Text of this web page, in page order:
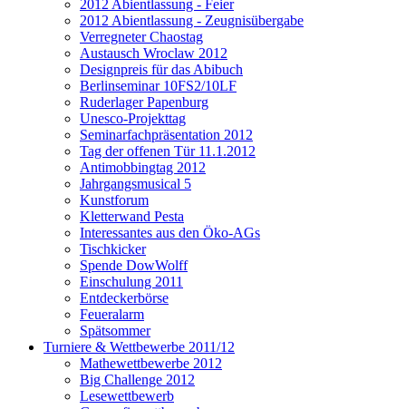
2012 Abientlassung - Feier
2012 Abientlassung - Zeugnisübergabe
Verregneter Chaostag
Austausch Wroclaw 2012
Designpreis für das Abibuch
Berlinseminar 10FS2/10LF
Ruderlager Papenburg
Unesco-Projekttag
Seminarfachpräsentation 2012
Tag der offenen Tür 11.1.2012
Antimobbingtag 2012
Jahrgangsmusical 5
Kunstforum
Kletterwand Pesta
Interessantes aus den Öko-AGs
Tischkicker
Spende DowWolff
Einschulung 2011
Entdeckerbörse
Feueralarm
Spätsommer
Turniere & Wettbewerbe 2011/12
Mathewettbewerbe 2012
Big Challenge 2012
Lesewettbewerb